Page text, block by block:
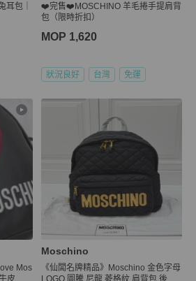
耳包｜
❤️完售❤️MOSCHINO 羊毛捲手提肩背
包（限時折扣）
MOP 1,620
狀況良好 台灣 免運
Mos
皮 後
Moschino
《仙闆名牌精品》Moschino 金色字母
LOGO 圖騰 尼龍 菱格紋 肩背包 後背